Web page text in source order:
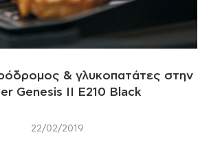
& γλυκοπατάτες στην
Genesis II E210 Black
22/02/2019